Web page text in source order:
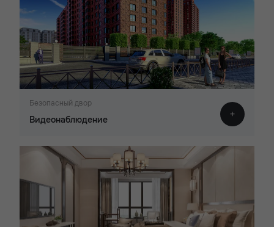
Безопасный двор
Видеонаблюдение